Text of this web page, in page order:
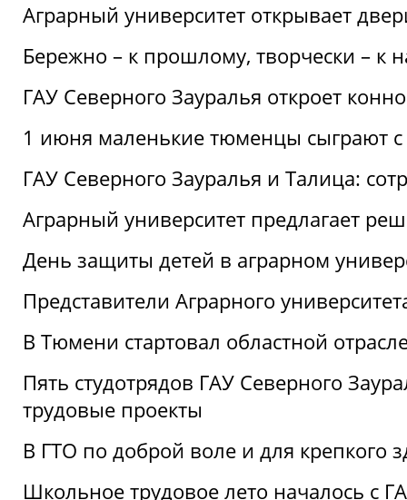
Аграрный университет открывает
Бережно – к прошлому, творчески – к
ГАУ Северного Зауралья откроет
1 июня маленькие тюменцы сыграют с
ГАУ Северного Зауралья и Талица:
Аграрный университет предлагает
День защиты детей в аграрном
Представители Аграрного
В Тюмени стартовал областной
Пять студотрядов ГАУ Северного
трудовые проекты
В ГТО по доброй воле и для крепкого
Школьное трудовое лето началось с